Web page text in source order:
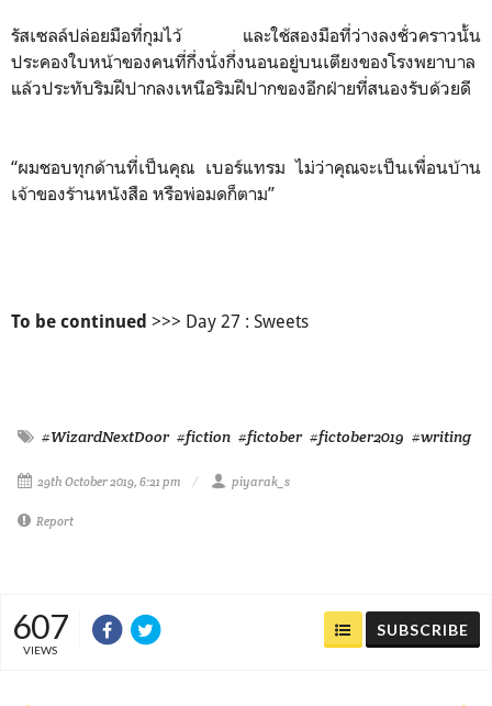
รัสเซลล์ปล่อยมือที่กุมไว้ และใช้สองมือที่ว่างลงชั่วคราวนั้น
ประคองใบหน้าของคนที่กึ่งนั่งกึ่งนอนอยู่บนเตียงของโรงพยาบาล
แล้วประทับริมฝีปากลงเหนือริมฝีปากของอีกฝ่ายที่สนองรับด้วยดี
“ผมชอบทุกด้านที่เป็นคุณ เบอร์แทรม ไม่ว่าคุณจะเป็นเพื่อนบ้าน
เจ้าของร้านหนังสือ หรือพ่อมดก็ตาม”
To be continued >>> Day 27 : Sweets
#WizardNextDoor #fiction #fictober #fictober2019 #writing
29th October 2019, 6:21 pm piyarak_s
Report
607
VIEWS
SUBSCRIBE